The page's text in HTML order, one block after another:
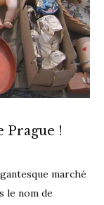
Prague !
marché
le nom de